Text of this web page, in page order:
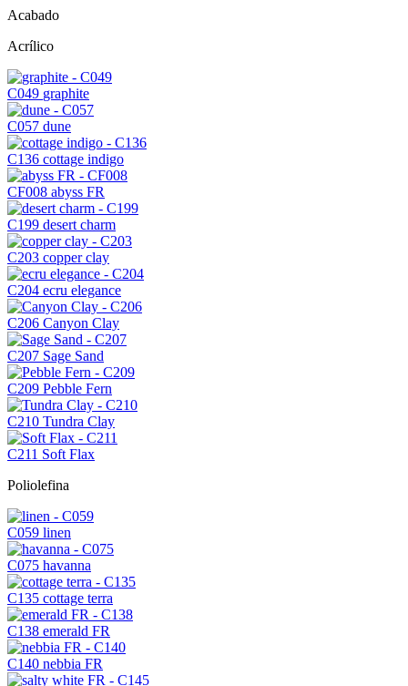
Acabado
Acrílico
C049 graphite
C057 dune
C136 cottage indigo
CF008 abyss FR
C199 desert charm
C203 copper clay
C204 ecru elegance
C206 Canyon Clay
C207 Sage Sand
C209 Pebble Fern
C210 Tundra Clay
C211 Soft Flax
Poliolefina
C059 linen
C075 havanna
C135 cottage terra
C138 emerald FR
C140 nebbia FR